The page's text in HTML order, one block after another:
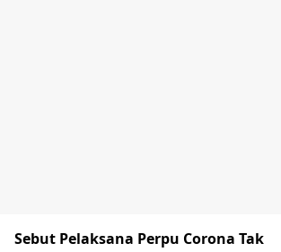
Sebut Pelaksana Perpu Corona Tak